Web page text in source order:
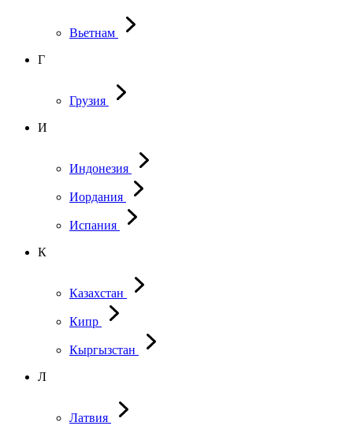
Вьетнам
Г
Грузия
И
Индонезия
Иордания
Испания
К
Казахстан
Кипр
Кыргызстан
Л
Латвия